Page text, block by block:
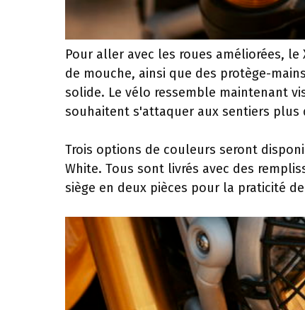
Pour aller avec les roues améliorées,
de mouche, ainsi que des protège-
solide. Le vélo ressemble maintenant
souhaitent s'attaquer aux sentiers plus
Trois options de couleurs seront
White. Tous sont livrés avec des
siège en deux pièces pour la praticité